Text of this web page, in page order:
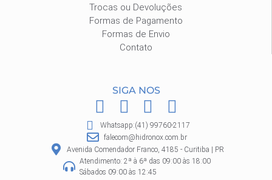
Trocas ou Devoluções
Formas de Pagamento
Formas de Envio
Contato
SIGA NOS
F
a
c
e
b
I
n
s
t
a
P
i
n
t
e
W
h
a
t
Whatsapp:(41) 99760-2117
falecom@hidronox.com.br
Avenida Comendador Franco, 4185 - Curitiba | PR
Atendimento: 2ª à 6ª das 09:00 às 18:00
Sábados 09:00 às 12:45